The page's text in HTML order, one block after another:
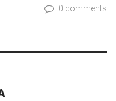
0 comments